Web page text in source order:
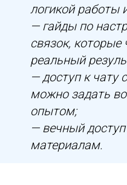
логикой работы
— гайды по
связок,
реальный
— доступ к чату
можно задать
опытом;
— вечный
материалам.